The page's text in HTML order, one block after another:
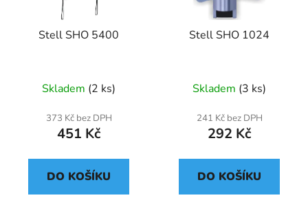
Stell SHO 5400
Skladem (2 ks)
373 Kč bez DPH
451 Kč
DO KOŠÍKU
Stell SHO 1024
Skladem (3 ks)
241 Kč bez DPH
292 Kč
DO KOŠÍKU